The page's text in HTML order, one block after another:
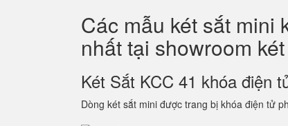
Các mẫu két sắt mini
nhất tại showroom
Két Sắt KCC 41 khóa điện
Dòng két sắt mini được trang bị khóa điện tử